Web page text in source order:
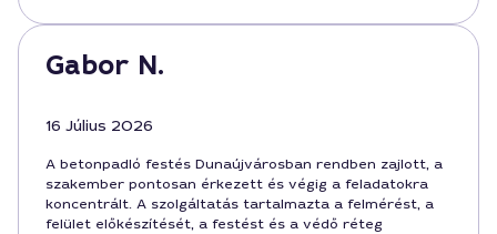
Gabor N.
16 Július 2026
A betonpadló festés Dunaújvárosban rendben zajlott, a
szakember pontosan érkezett és végig a feladatokra
koncentrált. A szolgáltatás tartalmazta a felmérést, a
felület előkészítését, a festést és a védő réteg